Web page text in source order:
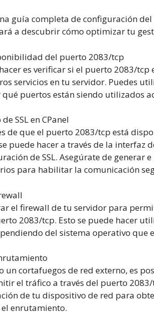
guía completa de configuración
a descubrir cómo optimizar tu
del puerto 2083/tcp
es verificar si el puerto 2083/tcp
servicios en tu servidor. Puedes
puertos están siendo utilizados
SSL en CPanel
de que el puerto 2083/tcp está
se puede hacer a través de la interfaz
de SSL. Asegúrate de generar
para habilitar la comunicación
el firewall de tu servidor para
2083/tcp. Esto se puede hacer
del sistema operativo que
un cortafuegos de red externo, es
el tráfico a través del puerto
de tu dispositivo de red para
enrutamiento.